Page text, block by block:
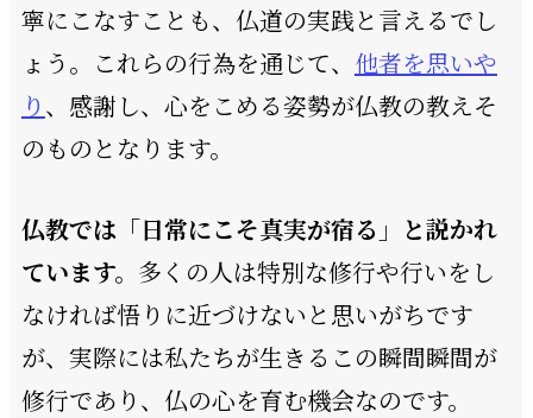
寧にこなすことも、仏道の実践と言えるでし
ょう。これらの行為を通じて、 他者を思いや
り 、感謝し、心をこめる姿勢が仏教の教えそ
のものとなります。
仏教では「日常にこそ真実が宿る」と説かれ
ています。 多くの人は特別な修行や行いをし
なければ悟りに近づけないと思いがちです
が、実際には私たちが生きるこの瞬間瞬間が
修行であり、仏の心を育む機会なのです。